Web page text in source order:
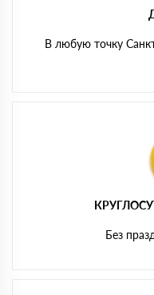
В любую точку
Без